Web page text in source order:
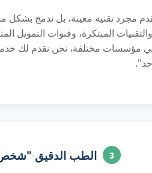
مجرد تقنية معينة، بل ندمج بشكل
والتقنيات المبتكرة، وقنوات التمويل
مؤسسات مختلفة، نحن نقدم لك
3 الطب الدقيق "شخص